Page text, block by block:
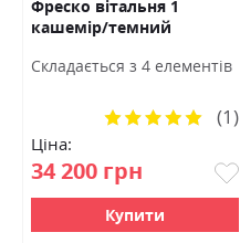
Фреско вітальня 1
кашемір/темний
Cкладається з 4 елементів
Ціна:
34 200 грн
Рейтинг:
(1)
Купити